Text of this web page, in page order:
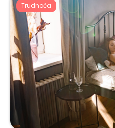
Trudnoća